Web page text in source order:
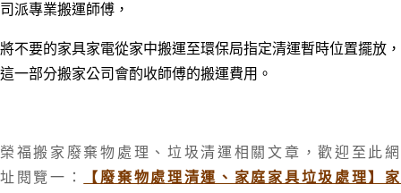
司派專業搬運師傅，
將不要的家具家電從家中搬運至環保局指定清運暫時位置擺放，
這一部分搬家公司會酌收師傅的搬運費用。
榮福搬家廢棄物處理、垃圾清運相關文章，歡迎至此網
址閱覽一：
【廢棄物處理清運、家庭家具垃圾處理】家